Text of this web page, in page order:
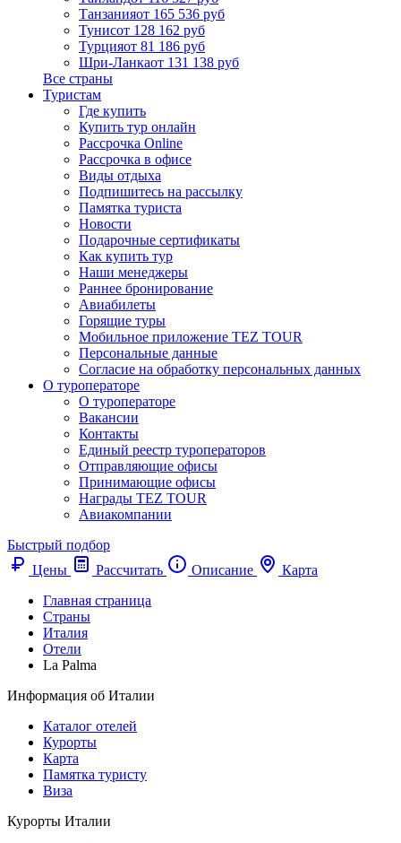
Танзанияот 165 536 руб
Тунисот 128 162 руб
Турцияот 81 186 руб
Шри-Ланкаот 131 138 руб
Все страны
Туристам
Где купить
Купить тур онлайн
Рассрочка Online
Рассрочка в офисе
Виды отдыха
Подпишитесь на рассылку
Памятка туриста
Новости
Подарочные сертификаты
Как купить тур
Наши менеджеры
Раннее бронирование
Авиабилеты
Горящие туры
Мобильное приложение TEZ TOUR
Персональные данные
Согласие на обработку персональных данных
О туроператоре
О туроператоре
Вакансии
Контакты
Единый реестр туроператоров
Отправляющие офисы
Принимающие офисы
Награды TEZ TOUR
Авиакомпании
Быстрый подбор
Цены
Рассчитать Описание
Карта
Главная страница
Cтраны
Италия
Отели
La Palma
Информация об Италии
Каталог отелей
Курорты
Карта
Памятка туристу
Виза
Курорты Италии